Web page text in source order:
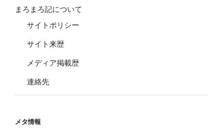
まろまろ記について
サイトポリシー
サイト来歴
メディア掲載歴
連絡先
メタ情報